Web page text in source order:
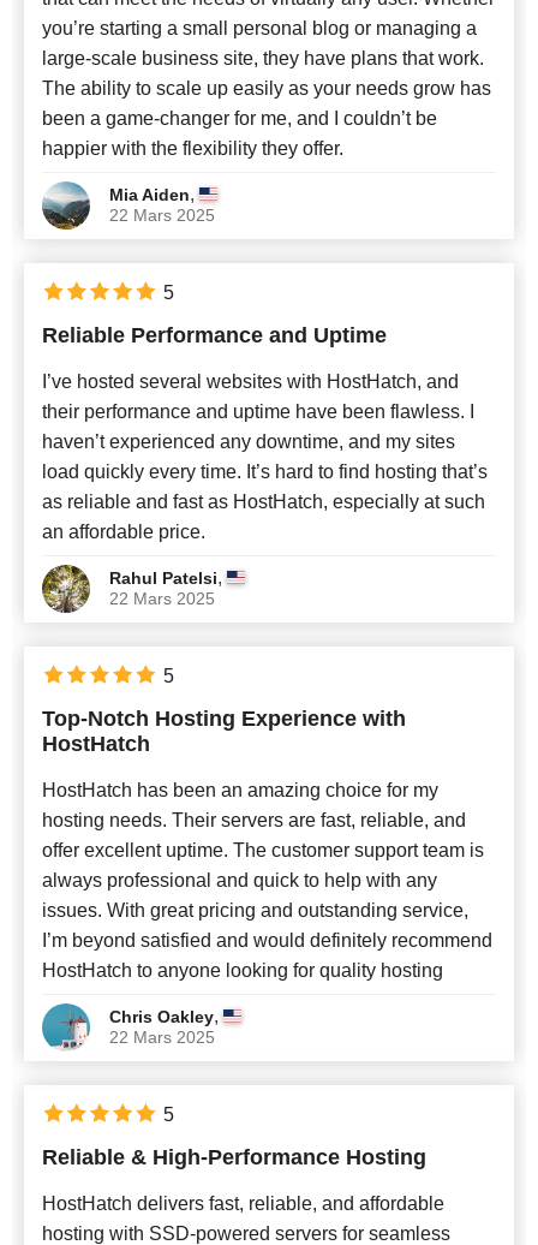
you’re starting a small personal blog or managing a
large-scale business site, they have plans that work.
The ability to scale up easily as your needs grow has
been a game-changer for me, and I couldn’t be
happier with the flexibility they offer.
Mia Aiden,
22 Mars 2025
Reliable Performance and Uptime
I’ve hosted several websites with HostHatch, and
their performance and uptime have been flawless. I
haven’t experienced any downtime, and my sites
load quickly every time. It’s hard to find hosting that’s
as reliable and fast as HostHatch, especially at such
an affordable price.
Rahul Patelsi,
22 Mars 2025
5
Top-Notch Hosting Experience with
HostHatch
HostHatch has been an amazing choice for my
hosting needs. Their servers are fast, reliable, and
offer excellent uptime. The customer support team is
always professional and quick to help with any
issues. With great pricing and outstanding service,
I’m beyond satisfied and would definitely recommend
HostHatch to anyone looking for quality hosting
Chris Oakley,
22 Mars 2025
5
Reliable & High-Performance Hosting
HostHatch delivers fast, reliable, and affordable
hosting with SSD-powered servers for seamless
5